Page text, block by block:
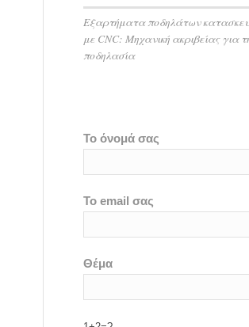
Εξαρτήματα ποδηλάτων
με CNC: Μηχανική ακριβείας για
ποδηλασία
Το όνομά σας
Το email σας
Θέμα